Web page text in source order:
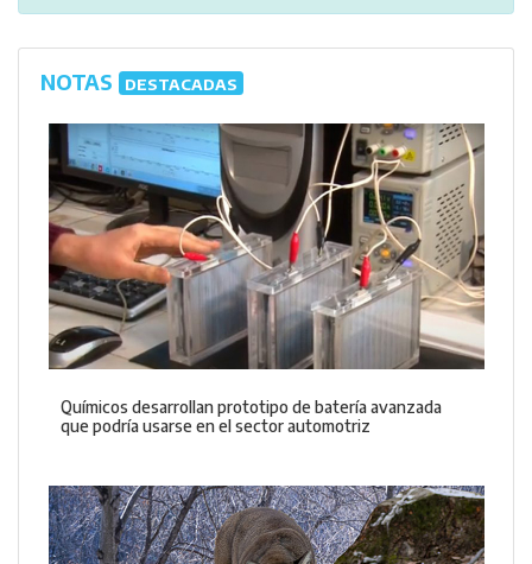
NOTAS DESTACADAS
Químicos desarrollan prototipo de batería avanzada
que podría usarse en el sector automotriz